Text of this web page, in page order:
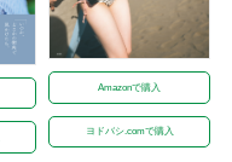
Amazonで購入
ヨドバシ.comで購入